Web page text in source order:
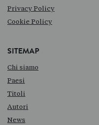
Privacy Policy
Cookie Policy
SITEMAP
Chi siamo
Paesi
Titoli
Autori
News